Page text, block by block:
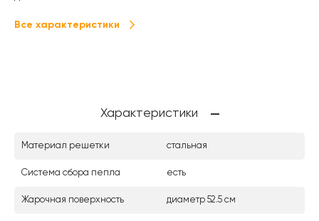
Все характеристики
Характеристики
Материал решетки стальная
Система сбора пепла есть
Жарочная поверхность диаметр 52.5 см